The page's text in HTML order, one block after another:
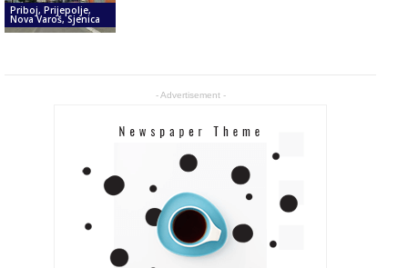
Priboj, Prijepolje,
Nova Varoš, Sjenica
- Advertisement -